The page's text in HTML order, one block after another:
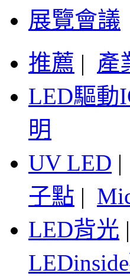
展覽會議
推薦 | 產
LED驅動
明
UV LED |
子點 |
LED背光 |